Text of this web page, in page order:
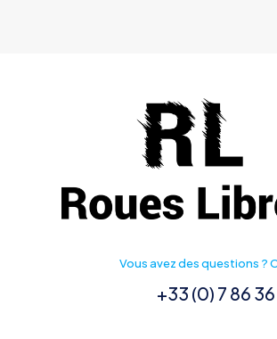
Vous avez des questions ?
+33 (0) 7 86